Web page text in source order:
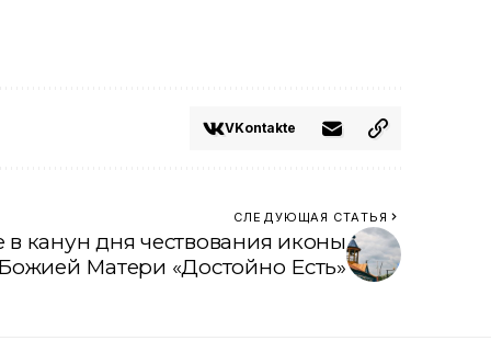
VKontakte
СЛЕДУЮЩАЯ СТАТЬЯ
канун дня чествования иконы
Матери «Достойно Есть»